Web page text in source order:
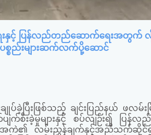
းနှင့် ပြန်လည်တည်ဆောက်ရေးအတွက်
စည်းများဆက်လက်ပို့ဆောင်
ပြီးဖြစ်သည့် ချင်းပြည်နယ် ဖလမ်းမ
ျက်စီးခဲ့မှုများနှင့် စပ်လျဉ်း၍ ပြန်လ
းအကဲ၏ လမ်းညွှန်ချက်နှင့်အညီသက်ဆိုင်